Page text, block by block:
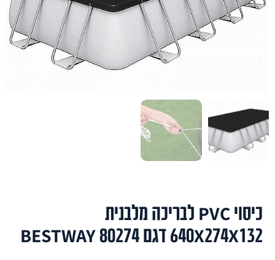
כיסוי PVC לבריכה מלבנית
640X274X132 דגם BESTWAY 80274